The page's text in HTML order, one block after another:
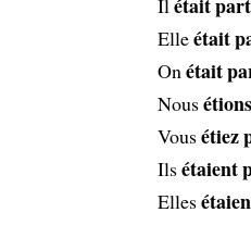
Elleétait
Onétait
Nous
Vousétiez
Ilsétaient
Elles